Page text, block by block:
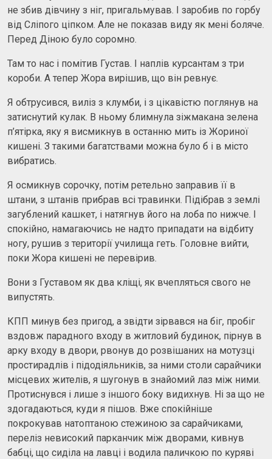
не збив дівчину з ніг, пригальмував. І заробив по горбу
від Сліпого ціпком. Але не показав виду як мені боляче.
Перед Діною було соромно.
Там то нас і помітив Густав. І наплів курсантам з три
короби. А тепер Жора вирішив, що він ревнує.
Я обтрусився, виліз з клумби, і з цікавістю поглянув на
затиснутий кулак. В ньому блимнула зіжмакана зелена
п’ятірка, яку я висмикнув в останню мить із Жориної
кишені. З такими багатствами можна було б і в місто
вибратись.
Я осмикнув сорочку, потім ретельно заправив її в
штани, з штанів прибрав всі травинки. Підібрав з землі
загублений кашкет, і натягнув його на лоба по нижче. І
спокійно, намагаючись не надто припадати на відбиту
ногу, рушив з території училища геть. Головне вийти,
поки Жора кишені не перевірив.
Вони з Густавом як два кліщі, як вчепляться свого не
випустять.
КПП минув без пригод, а звідти зірвався на біг, пробіг
вздовж парадного входу в житловий будинок, пірнув в
арку входу в двори, рвонув до розвішаних на мотузці
простирадлів і підодіяльників, за ними столи сарайчики
місцевих жителів, я шугонув в знайомий лаз між ними.
Протиснувся і лише з іншого боку видихнув. Ні за що не
здогадаються, куди я пішов. Вже спокійніше
покрокував натоптаною стежиною за сарайчиками,
переліз невисокий парканчик між дворами, кивнув
бабці, що сиділа на лавці і водила паличкою по куряві